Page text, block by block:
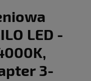
LED -
3-